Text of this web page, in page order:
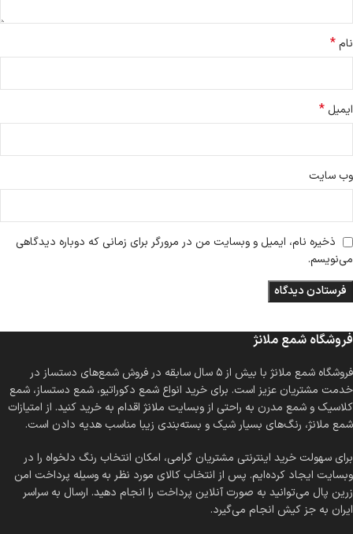
نام*
ایمیل *
وب‌ سایت
ذخیره نام، ایمیل و وبسایت من در مرورگر برای زمانی که دوباره دیدگاهی
می‌نویسم.
فروشگاه شمع ملانژ
فروشگاه شمع ملانژ با بیش از ۵ سال سابقه در فروش شمع‌های دستساز در
خدمت مشتریان عزیز است. برای خرید انواع شمع دکوراتیو، شمع دستساز، شمع
کلاسیک و شمع مدرن به راحتی از وبسایت ملانژ اقدام به خرید کنید. از امتیازات
شمع ملانژ، رنگ‌های بسیار شیک و بسته‌بندی زیبا مناسب هدیه دادن است.
برای سهولت خرید اینترنتی مشتریان گرامی، امکان انتخاب رنگ دلخواه را در
وبسایت ایجاد کرده‌ایم. پس از انتخاب کالای مورد نظر به وسیله پرداخت امن
زرین پال می‌توانید به صورت آنلاین پرداخت را انجام دهید. ارسال به سراسر
ایران به جز کیش انجام می‌گیرد.